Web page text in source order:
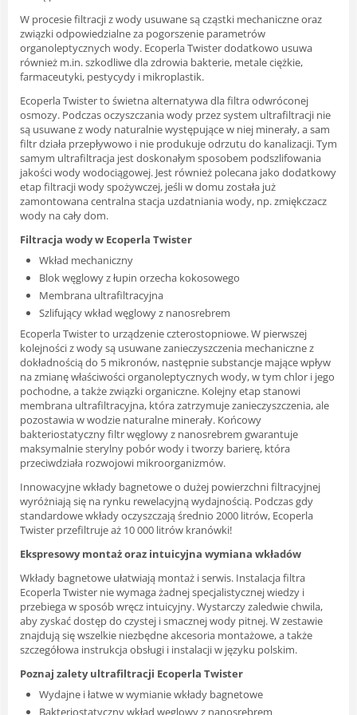
W procesie filtracji z wody usuwane są cząstki mechaniczne oraz
związki odpowiedzialne za pogorszenie parametrów
organoleptycznych wody. Ecoperla Twister dodatkowo usuwa
również m.in. szkodliwe dla zdrowia bakterie, metale ciężkie,
farmaceutyki, pestycydy i mikroplastik.
Ecoperla Twister to świetna alternatywa dla filtra odwróconej
osmozy. Podczas oczyszczania wody przez system ultrafiltracji nie
są usuwane z wody naturalnie występujące w niej minerały, a sam
filtr działa przepływowo i nie produkuje odrzutu do kanalizacji. Tym
samym ultrafiltracja jest doskonałym sposobem podszlifowania
jakości wody wodociągowej. Jest również polecana jako dodatkowy
etap filtracji wody spożywczej, jeśli w domu została już
zamontowana centralna stacja uzdatniania wody, np. zmiękczacz
wody na cały dom.
Filtracja wody w Ecoperla Twister
Wkład mechaniczny
Blok węglowy z łupin orzecha kokosowego
Membrana ultrafiltracyjna
Szlifujący wkład węglowy z nanosrebrem
Ecoperla Twister to urządzenie czterostopniowe. W pierwszej
kolejności z wody są usuwane zanieczyszczenia mechaniczne z
dokładnością do 5 mikronów, następnie substancje mające wpływ
na zmianę właściwości organoleptycznych wody, w tym chlor i jego
pochodne, a także związki organiczne. Kolejny etap stanowi
membrana ultrafiltracyjna, która zatrzymuje zanieczyszczenia, ale
pozostawia w wodzie naturalne minerały. Końcowy
bakteriostatyczny filtr węglowy z nanosrebrem gwarantuje
maksymalnie sterylny pobór wody i tworzy barierę, która
przeciwdziała rozwojowi mikroorganizmów.
Innowacyjne wkłady bagnetowe o dużej powierzchni filtracyjnej
wyróżniają się na rynku rewelacyjną wydajnością. Podczas gdy
standardowe wkłady oczyszczają średnio 2000 litrów, Ecoperla
Twister przefiltruje aż 10 000 litrów kranówki!
Ekspresowy montaż oraz intuicyjna wymiana wkładów
Wkłady bagnetowe ułatwiają montaż i serwis. Instalacja filtra
Ecoperla Twister nie wymaga żadnej specjalistycznej wiedzy i
przebiega w sposób wręcz intuicyjny. Wystarczy zaledwie chwila,
aby zyskać dostęp do czystej i smacznej wody pitnej. W zestawie
znajdują się wszelkie niezbędne akcesoria montażowe, a także
szczegółowa instrukcja obsługi i instalacji w języku polskim.
Poznaj zalety ultrafiltracji Ecoperla Twister
Wydajne i łatwe w wymianie wkłady bagnetowe
Bakteriostatyczny wkład węglowy z nanosrebrem